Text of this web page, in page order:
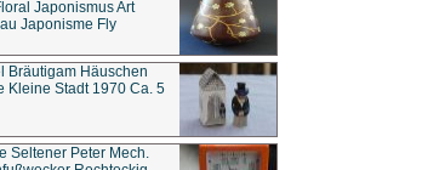
Japonismus Art
Japonisme Fly
Bräutigam Häuschen
Kleine Stadt 1970 Ca. 5
Seltener Peter Mech.